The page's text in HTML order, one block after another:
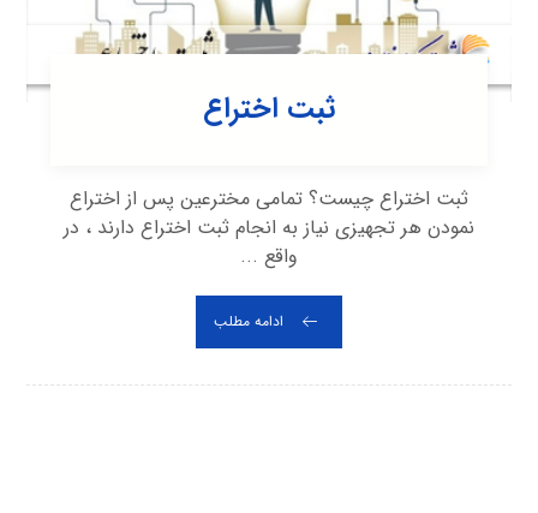
ثبت اختراع
ثبت اختراع چیست؟ تمامی مخترعین پس از اختراع
نمودن هر تجهیزی نیاز به انجام ثبت اختراع دارند ، در
واقع ...
ادامه مطلب